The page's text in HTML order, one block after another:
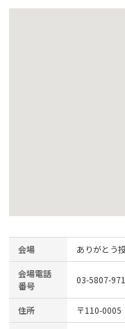
会場 ありがとう
会場電話
番号
03-5807-
住所 〒110-